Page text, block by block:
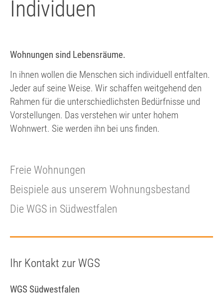
Individuen
Wohnungen sind Lebensräume.
In ihnen wollen die Menschen sich individuell entfalten.
Jeder auf seine Weise. Wir schaffen weitgehend den
Rahmen für die unterschiedlichsten Bedürfnisse und
Vorstellungen. Das verstehen wir unter hohem
Wohnwert. Sie werden ihn bei uns finden.
Freie Wohnungen
Beispiele aus unserem Wohnungsbestand
Die WGS in Südwestfalen
Ihr Kontakt zur WGS
WGS Südwestfalen